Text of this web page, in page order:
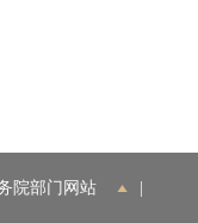
院部门网站